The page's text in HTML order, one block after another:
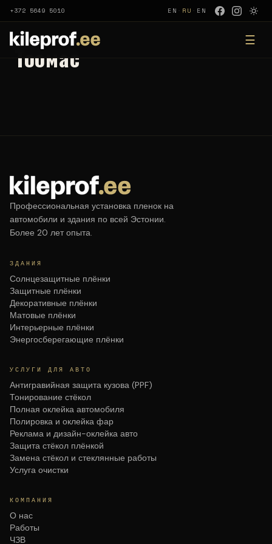
+372 5649 5010 EN · RU · EN
☰
Тоомас
Профессиональная установка пленок на
автомобили и здания по всей Эстонии.
Более 20 лет опыта.
ЗДАНИЯ
Солнцезащитные плёнки
Защитные плёнки
Декоративные плёнки
Матовые плёнки
Интерьерные плёнки
Энергосберегающие плёнки
УСЛУГИ ДЛЯ АВТО
Антигравийная защита кузова (PPF)
Тонирование стёкол
Полная оклейка автомобиля
Полировка и оклейка фар
Реклама и дизайн-оклейка авто
Защита стёкол плёнкой
Замена стёкол и стеклянные работы
Услуга очистки
КОМПАНИЯ
О нас
Работы
ЧЗВ